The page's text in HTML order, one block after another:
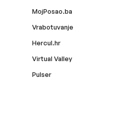
MojPosao.ba
Vrabotuvanje
Hercul.hr
Virtual Valley
Pulser